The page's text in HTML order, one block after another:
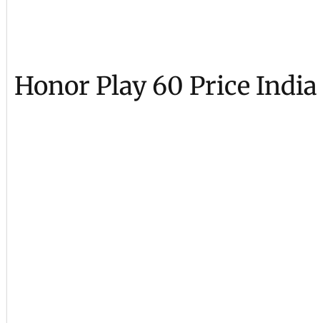
Honor Play 60 Price India